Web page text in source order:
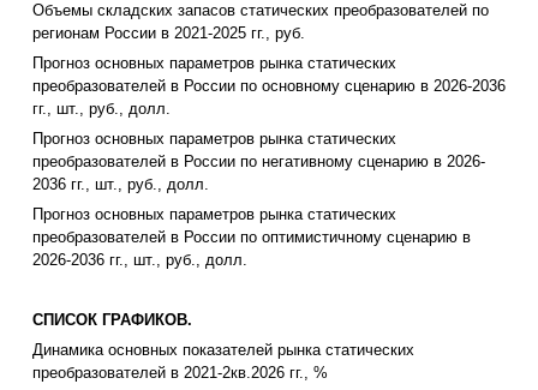
Объемы складских запасов статических преобразователей по
регионам России в 2021-2025 гг., руб.
Прогноз основных параметров рынка статических
преобразователей в России по основному сценарию в 2026-2036
гг., шт., руб., долл.
Прогноз основных параметров рынка статических
преобразователей в России по негативному сценарию в 2026-
2036 гг., шт., руб., долл.
Прогноз основных параметров рынка статических
преобразователей в России по оптимистичному сценарию в
2026-2036 гг., шт., руб., долл.
СПИСОК ГРАФИКОВ.
Динамика основных показателей рынка статических
преобразователей в 2021-2кв.2026 гг., %